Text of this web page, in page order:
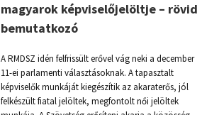
magyarok képviselőjelöltje – rövid
bemutatkozó
A RMDSZ idén felfrissült erővel vág neki a december
11-ei parlamenti választásoknak. A tapasztalt
képviselők munkáját kiegészítik az akaraterős, jól
felkészült fiatal jelöltek, megfontolt női jelöltek